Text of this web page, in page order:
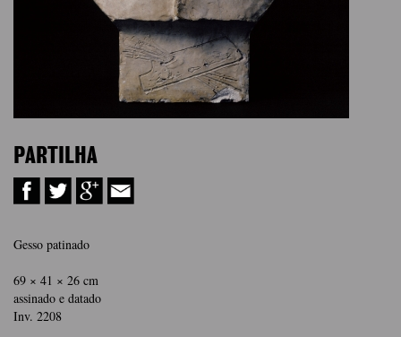
PARTILHA
Gesso patinado
69 × 41 × 26 cm
assinado e datado
Inv. 2208